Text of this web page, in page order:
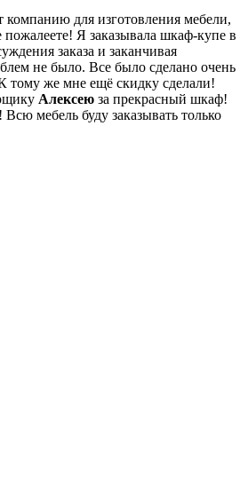
для изготовления мебели,
Я заказывала шкаф-купе в
заказа и заканчивая
не было. Все было сделано очень
тому же мне ещё скидку сделали!
Алексею за прекрасный шкаф!
Всю мебель буду заказывать только